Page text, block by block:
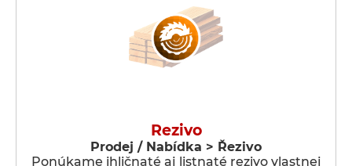
Rezivo
Prodej / Nabídka > Řezivo
Ponúkame ihličnaté aj listnaté rezivo vlastnej